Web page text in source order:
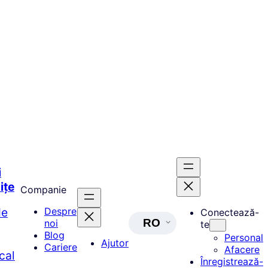
Companie
Despre
noi
Blog
Cariere
Ajutor
RO
Conectează-
te
Personal
Afacere
Înregistrează-